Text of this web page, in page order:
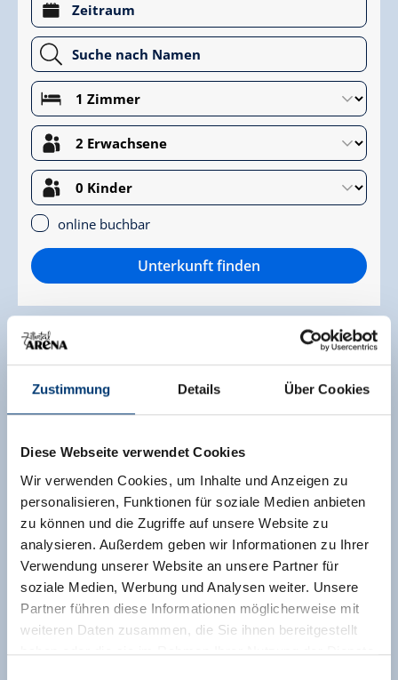
Zustimmung Details Über Cookies
Diese Webseite verwendet Cookies
Wir verwenden Cookies, um Inhalte und Anzeigen zu
personalisieren, Funktionen für soziale Medien anbieten
zu können und die Zugriffe auf unsere Website zu
analysieren. Außerdem geben wir Informationen zu Ihrer
Verwendung unserer Website an unsere Partner für
soziale Medien, Werbung und Analysen weiter. Unsere
Partner führen diese Informationen möglicherweise mit
weiteren Daten zusammen, die Sie ihnen bereitgestellt
haben oder die sie im Rahmen Ihrer Nutzung der Dienste
online buchbar
Unterkunft finden
IHRE FILTER
Filter entfernen
1Suchergebnisse
Karte